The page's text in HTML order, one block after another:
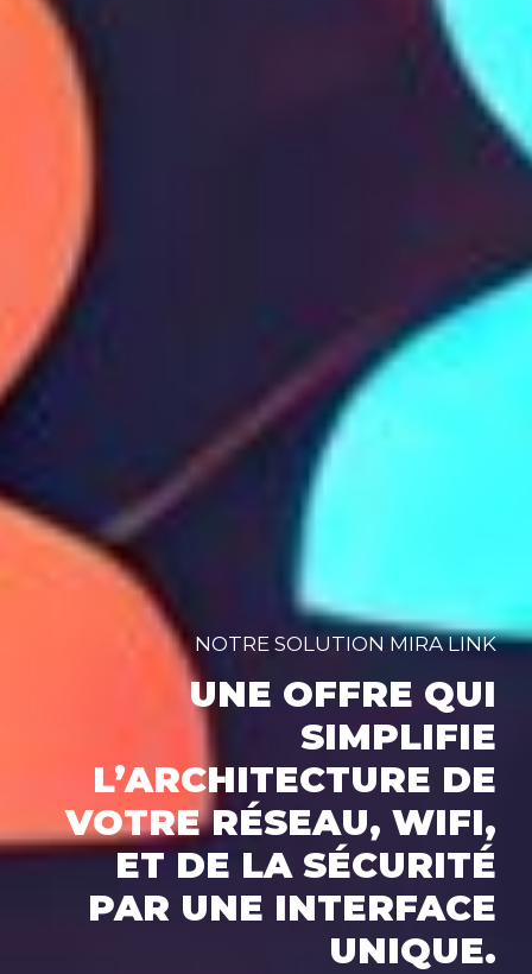
NOTRE SOLUTION MIRA LINK
UNE OFFRE QUI
SIMPLIFIE
L’ARCHITECTURE DE
VOTRE RÉSEAU, WIFI,
ET DE LA SÉCURITÉ
PAR UNE INTERFACE
UNIQUE.​